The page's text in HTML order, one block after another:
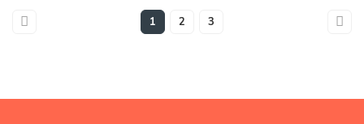
1 2 3